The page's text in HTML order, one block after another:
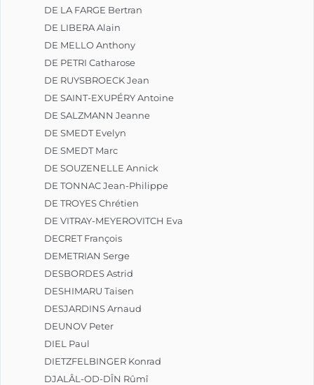
DE LA FARGE Bertran
DE LIBERA Alain
DE MELLO Anthony
DE PETRI Catharose
DE RUYSBROECK Jean
DE SAINT-EXUPÉRY Antoine
DE SALZMANN Jeanne
DE SMEDT Evelyn
DE SMEDT Marc
DE SOUZENELLE Annick
DE TONNAC Jean-Philippe
DE TROYES Chrétien
DE VITRAY-MEYEROVITCH Eva
DECRET François
DEMETRIAN Serge
DESBORDES Astrid
DESHIMARU Taisen
DESJARDINS Arnaud
DEUNOV Peter
DIEL Paul
DIETZFELBINGER Konrad
DJALÂL-OD-DÎN Rûmî